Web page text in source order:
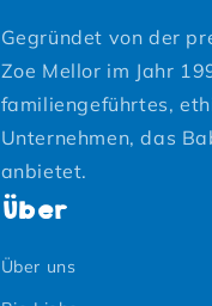
Gegründet von der
Zoe Mellor im Jahr
familiengeführtes,
Unternehmen, das
anbietet.
Über
Über uns